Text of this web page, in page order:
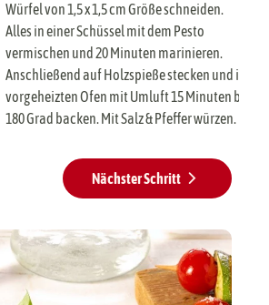
Würfel von 1,5 x 1,5 cm Größe schneiden.
Alles in einer Schüssel mit dem Pesto
vermischen und 20 Minuten marinieren.
Anschließend auf Holzspieße stecken und im
vorgeheizten Ofen mit Umluft 15 Minuten bei
180 Grad backen. Mit Salz & Pfeffer würzen.
Nächster Schritt